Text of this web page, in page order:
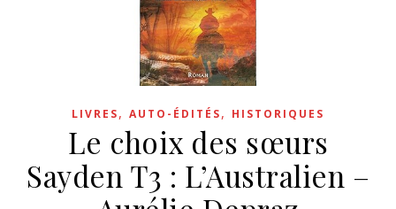
LIVRES, AUTO-ÉDITÉS, HISTORIQUES
Le choix des sœurs
Sayden T3 : L’Australien –